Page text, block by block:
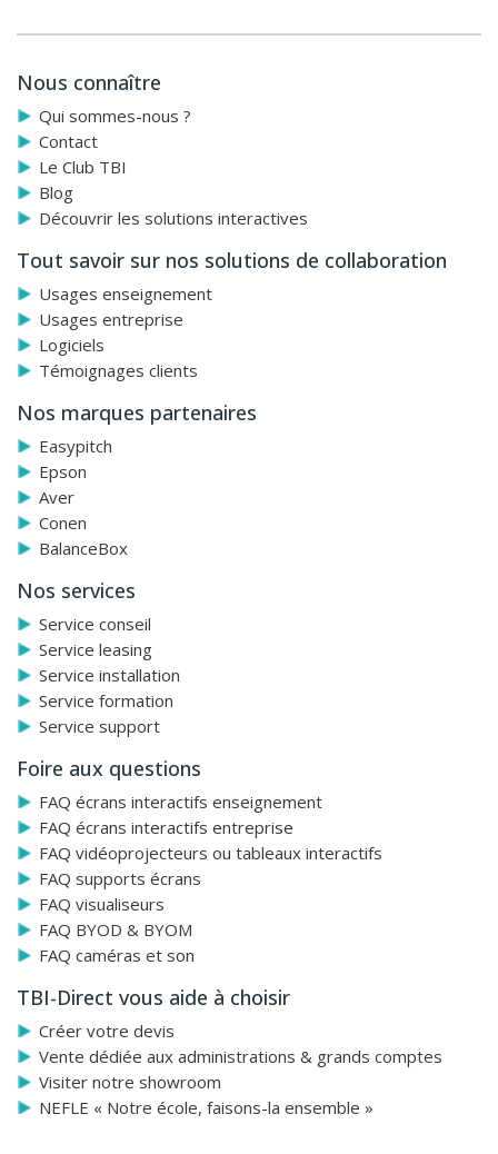
meilleur écran ultra HD au monde incluant :
participants, tant qu’ils soient connectés et quelque soit
leur appareil, ils peuvent écrire sur l’écran à temps réel. Les
couleurs d’encre, à la fois, permettent de reconnaître les
contributions de chacun et de donner vie aux idées.
Ecran-à-appareils connectés :
enregistrer du contenu sur n’importe quel ordinateur
portable, tablette, écran Smart kapp iQ ou smarrtphone en
appareil Android ou iOS au Smart kapp iQ.
Nous connaître
Qui sommes-nous ?
Contact
Le Club TBI
Blog
Découvrir les solutions interactives
Tout savoir sur nos solutions de collaboration
Usages enseignement
Usages entreprise
Logiciels
Témoignages clients
Nos marques partenaires
Easypitch
Epson
Aver
Conen
BalanceBox
Nos services
Service conseil
Service leasing
Service installation
Service formation
Service support
Foire aux questions
FAQ écrans interactifs enseignement
FAQ écrans interactifs entreprise
FAQ vidéoprojecteurs ou tableaux interactifs
FAQ supports écrans
FAQ visualiseurs
FAQ BYOD & BYOM
FAQ caméras et son
TBI-Direct vous aide à choisir
Créer votre devis
Vente dédiée aux administrations & grands comptes
Visiter notre showroom
NEFLE « Notre école, faisons-la ensemble »